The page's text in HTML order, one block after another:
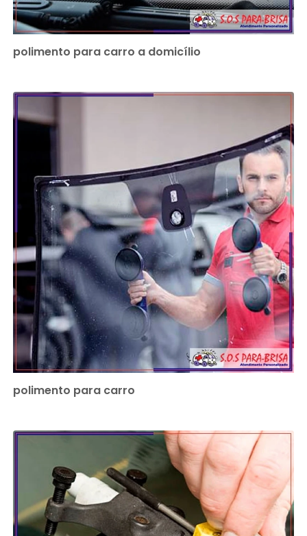
polimento para carro a domicílio
polimento para carro